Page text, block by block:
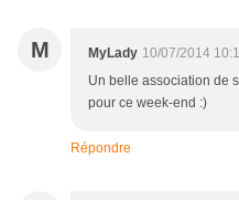
M MyLady 10/07/2014
Un belle association de
pour ce week-end :)
Répondre